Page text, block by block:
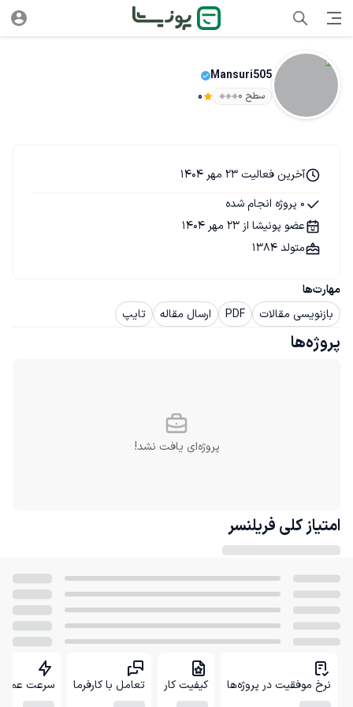
Mansuri505
سطح ۰ 0
مهارت‌ها
بازنویسی مقالات
PDF ارسال مقاله تایپ
آخرین فعالیت 23 مهر 1404
0 پروژه انجام شده
عضو پونیشا از 23 مهر 1404
متولد 1384
پروژه‌ها
پروژه‌ای یافت نشد!
امتیاز کلی فریلنسر
نرخ موفقیت در پروژه‌ها کیفیت کار تعامل با کارفرما سرعت عمل